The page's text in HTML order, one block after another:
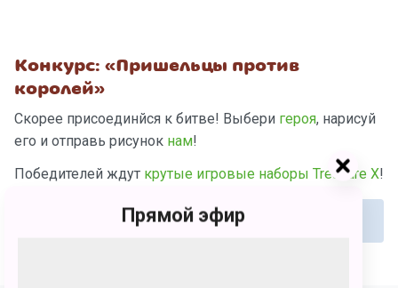
Конкурс: «Пришельцы против
королей»
Скорее присоединйся к битве! Выбери героя, нарисуй
его и отправь рисунок нам!
Победителей ждут крутые игровые наборы Treasure X!
Конкурс завершен.Прямой эфир